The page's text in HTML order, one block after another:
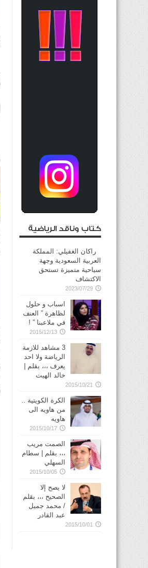
كتاب وناقد الرياضية
راكان الغفيلي: المملكة
العربية السعودية وجهة
سياحية متميزة تستحق
الاكتشاف
2023/07/29
اسباب و حلول
لظاهرة ” العنف
في ملاعبنا ” !
2015/12/13
3 مشاهد للازمة
الرياضة ولا احد
يعرف ،،، بقلم |
خالد الهيت
2015/10/21
الكرة الكويتية ..
من هاويه الى
هاويه
2015/10/17
الصمت مريب
،،، بقلم | سطام
السهلي
2015/10/05
لا يصح إلا
الصحيح ،،، بقلم
/ محمد جميل
عبد القادر
2015/10/01